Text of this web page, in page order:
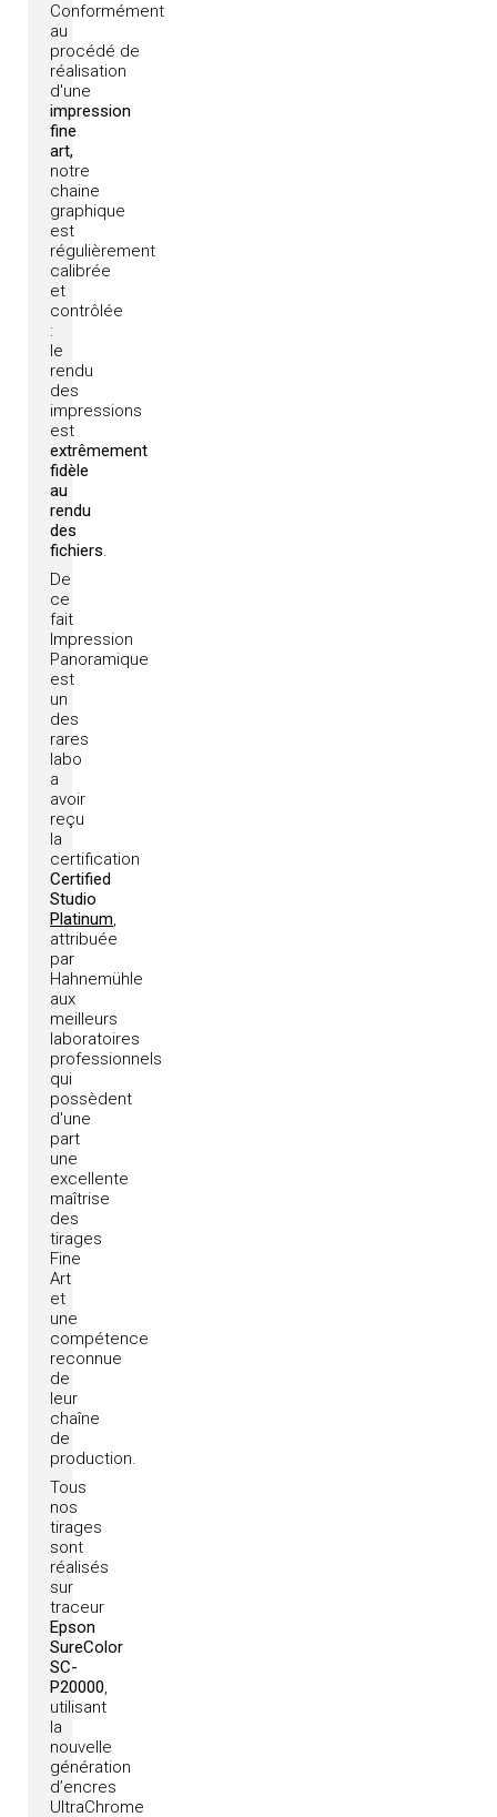
Conformément
au
procédé de
réalisation
d'une
impression
fine
art,
notre
chaine
graphique
est
régulièrement
calibrée
et
contrôlée
:
le
rendu
des
impressions
est
extrêmement
fidèle
au
rendu
des
fichiers.
De
ce
fait
Impression
Panoramique
est
un
des
rares
labo
a
avoir
reçu
la
certification
Certified
Studio
Platinum,
attribuée
par
Hahnemühle
aux
meilleurs
laboratoires
professionnels
qui
possèdent
d'une
part
une
excellente
maîtrise
des
tirages
Fine
Art
et
une
compétence
reconnue
de
leur
chaîne
de
production.
Tous
nos
tirages
sont
réalisés
sur
traceur
Epson
SureColor
SC-
P20000,
utilisant
la
nouvelle
génération
d’encres
UltraChrome